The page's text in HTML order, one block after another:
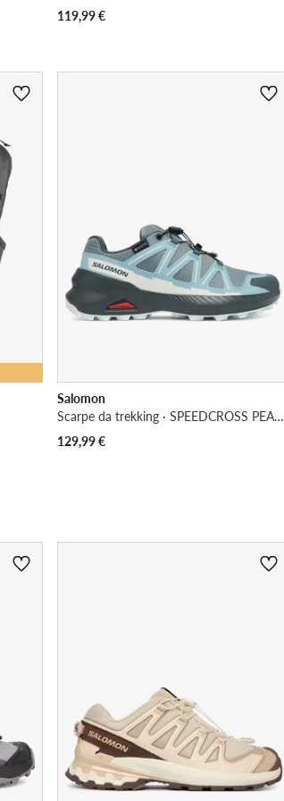
119,99€
Salomon
Scarpe da trekking · SPEEDCROSS PEAK GORE-TEX L47974500 · Blu
129,99€